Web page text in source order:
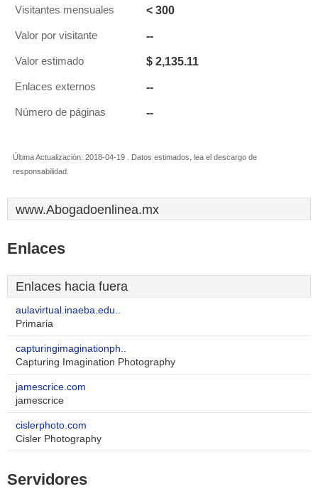
Visitantes mensuales < 300
Valor por visitante --
Valor estimado $ 2,135.11
Enlaces externos --
Número de páginas --
Última Actualización: 2018-04-19 . Datos estimados, lea el descargo de
responsabilidad.
www.Abogadoenlinea.mx
Enlaces
Enlaces hacia fuera
aulavirtual.inaeba.edu..
Primaria
capturingimaginationph..
Capturing Imagination Photography
jamescrice.com
jamescrice
cislerphoto.com
Cisler Photography
Servidores